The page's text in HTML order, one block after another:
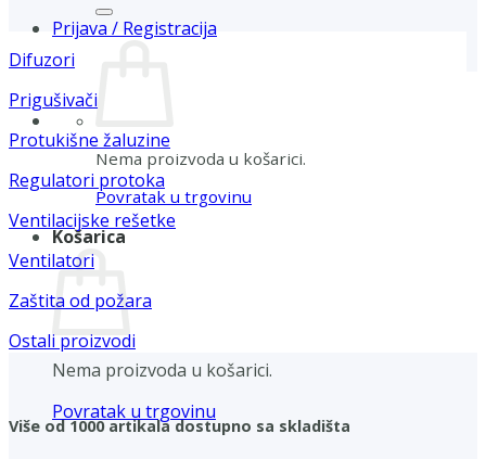
Prijava / Registracija
Nema proizvoda u košarici.
Povratak u trgovinu
Košarica
Nema proizvoda u košarici.
Povratak u trgovinu
Difuzori
Prigušivači
Protukišne žaluzine
Regulatori protoka
Ventilacijske rešetke
Ventilatori
Zaštita od požara
Ostali proizvodi
Više od 1000 artikala dostupno sa skladišta